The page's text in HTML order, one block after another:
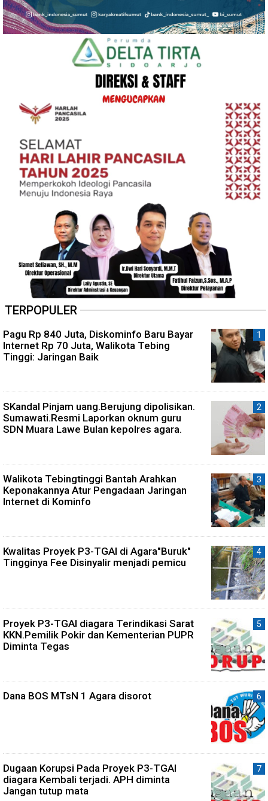
TERPOPULER
Pagu Rp 840 Juta, Diskominfo Baru Bayar
Internet Rp 70 Juta, Walikota Tebing
Tinggi: Jaringan Baik
SKandal Pinjam uang.Berujung dipolisikan.
Sumawati.Resmi Laporkan oknum guru
SDN Muara Lawe Bulan kepolres agara.
Walikota Tebingtinggi Bantah Arahkan
Keponakannya Atur Pengadaan Jaringan
Internet di Kominfo
Kwalitas Proyek P3-TGAI di Agara"Buruk"
Tingginya Fee Disinyalir menjadi pemicu
Proyek P3-TGAI diagara Terindikasi Sarat
KKN.Pemilik Pokir dan Kementerian PUPR
Diminta Tegas
Dana BOS MTsN 1 Agara disorot
Dugaan Korupsi Pada Proyek P3-TGAI
diagara Kembali terjadi. APH diminta
Jangan tutup mata